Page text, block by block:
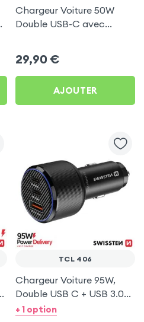
Chargeur Voiture 50W
Double USB-C avec
29,90 €
AJOUTER
TCL 406
Chargeur Voiture 95W,
Double USB C + USB 3.0
pour TCL 406
+ 1 option